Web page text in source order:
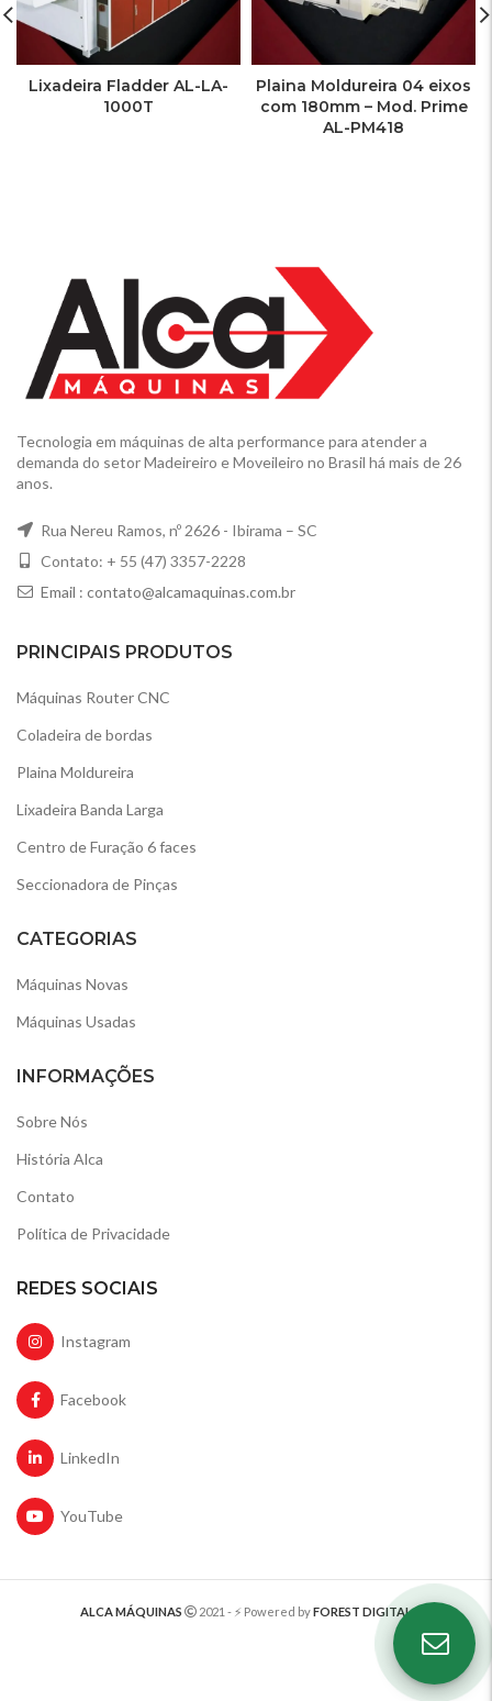
Lixadeira Fladder AL-LA-
1000T
Plaina Moldureira 04 eixos
com 180mm – Mod. Prime
AL-PM418
Tecnologia em máquinas de alta performance para atender a
demanda do setor Madeireiro e Moveileiro no Brasil há mais de 26
anos.
Rua Nereu Ramos, nº 2626 - Ibirama – SC
Contato: + 55 (47) 3357-2228
Email : contato@alcamaquinas.com.br
PRINCIPAIS PRODUTOS
Máquinas Router CNC
Coladeira de bordas
Plaina Moldureira
Lixadeira Banda Larga
Centro de Furação 6 faces
Seccionadora de Pinças
CATEGORIAS
Máquinas Novas
Máquinas Usadas
INFORMAÇÕES
Sobre Nós
História Alca
Contato
Política de Privacidade
REDES SOCIAIS
Instagram
Facebook
LinkedIn
YouTube
ALCA MÁQUINAS 2021 - ⚡️ Powered byFOREST DIGITAL